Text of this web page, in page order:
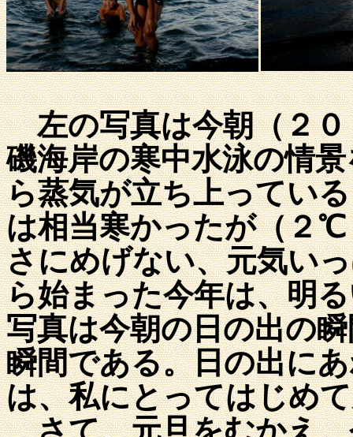
左の写真は今朝（２０
磯海岸の寒中水泳の情
ら蒸気が立ち上ってい
は相当寒かったが（２
さにめげない、元気い
ら始まった今年は、明
写真は今朝の日の出の
瞬間である。日の出に
は、私にとってはじめ